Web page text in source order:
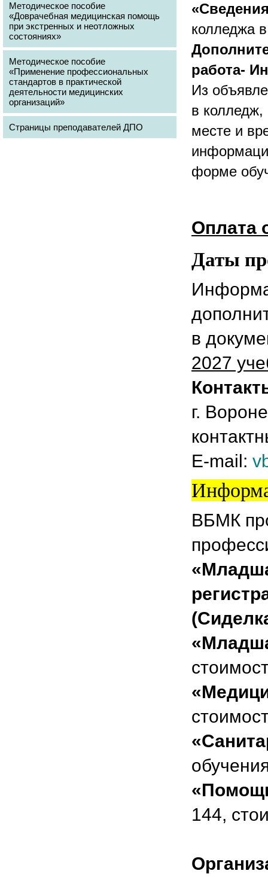
Методическое пособие
«Доврачебная медицинская помощь
при экстренных и неотложных
состояниях»
Методическое пособие
«Применение профессиональных
стандартов в практической
деятельности медицинских
организаций»
Страницы преподавателей ДПО
колледжа
работа-
Из
в
месте и
форме
Оплата
Даты
в
2027
г.
E-mail:
ВБМК
144,